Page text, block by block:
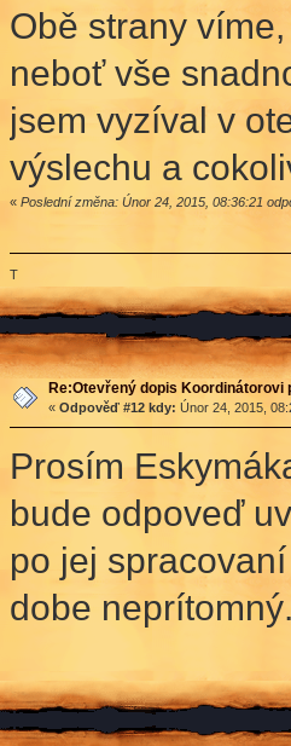
Obě strany
neboť vše
jsem vyzíval v
výslechu a
« Poslední změna: Únor 24, 2015, 08:36:21
T
Re:Otevřený dopis Koordinátorovi
« Odpověď #12 kdy: Únor 24, 2015,
Prosím
bude odpoveď
po jej
dobe